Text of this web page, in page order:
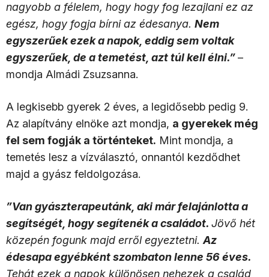
nagyobb a félelem, hogy hogy fog lezajlani ez az
egész, hogy fogja bírni az édesanya. Nem
egyszerűek ezek a napok, eddig sem voltak
egyszerűek, de a temetést, azt túl kell élni.”–
mondja Almádi Zsuzsanna.
A legkisebb gyerek 2 éves, a legidősebb pedig 9.
Az alapítvány elnöke azt mondja, a gyerekek még
fel sem fogják a történteket. Mint mondja, a
temetés lesz a vízválasztó, onnantól kezdődhet
majd a gyász feldolgozása.
”Van gyászterapeutánk, aki már felajánlotta a
segítségét, hogy segítenék a családot. Jövő hét
közepén fogunk majd erről egyeztetni. Az
édesapa egyébként szombaton lenne 56 éves.
Tehát ezek a napok különösen nehezek a család